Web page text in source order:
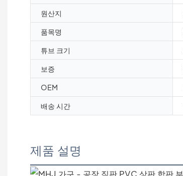
원산지
품목명
튜브 크기
보증
OEM
배송 시간
제품 설명